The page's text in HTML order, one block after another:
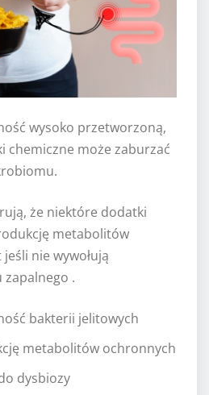
wysoko przetworzoną,
chemiczne może zaburzać
że niektóre dodatki
metabolitów
nie wywołują
.
bakterii jelitowych
metabolitów ochronnych
dysbiozy